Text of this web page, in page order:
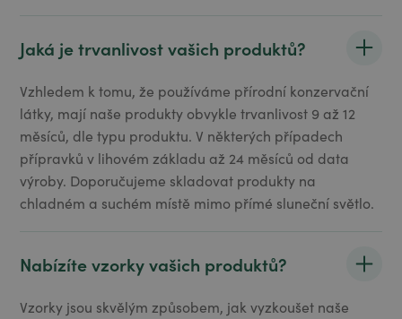
Jaká je trvanlivost vašich produktů?
Vzhledem k tomu, že používáme přírodní konzervační
látky, mají naše produkty obvykle trvanlivost 9 až 12
měsíců, dle typu produktu. V některých případech
přípravků v lihovém základu až 24 měsíců od data
výroby. Doporučujeme skladovat produkty na
chladném a suchém místě mimo přímé sluneční světlo.
Nabízíte vzorky vašich produktů?
Vzorky jsou skvělým způsobem, jak vyzkoušet naše